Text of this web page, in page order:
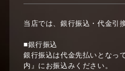
当店では、銀行振込・代金引
■銀行振込
銀行振込は代金先払いとなっ
内』にお振込みください。